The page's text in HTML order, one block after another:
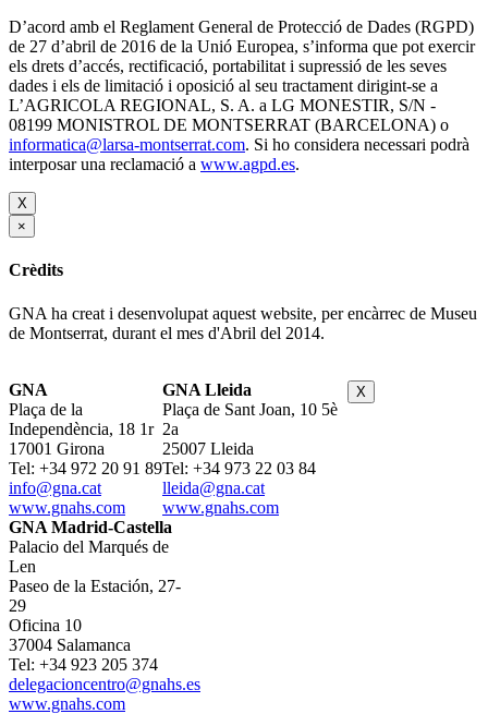
D’acord amb el Reglament General de Protecció de Dades (RGPD)
de 27 d’abril de 2016 de la Unió Europea, s’informa que pot exercir
els drets d’accés, rectificació, portabilitat i supressió de les seves
dades i els de limitació i oposició al seu tractament dirigint-se a
L’AGRICOLA REGIONAL, S. A. a LG MONESTIR, S/N -
08199 MONISTROL DE MONTSERRAT (BARCELONA) o
informatica@larsa-montserrat.com. Si ho considera necessari podrà
interposar una reclamació a www.agpd.es.
X
×
Crèdits
GNA ha creat i desenvolupat aquest website, per encàrrec de Museu
de Montserrat, durant el mes d'Abril del 2014.
GNA
Plaça de la
Independència, 18 1r
17001 Girona
Tel: +34 972 20 91 89
info@gna.cat
www.gnahs.com
GNA Lleida
Plaça de Sant Joan, 10 5è
2a
25007 Lleida
Tel: +34 973 22 03 84
lleida@gna.cat
www.gnahs.com
GNA Madrid-Castella
Palacio del Marqués de
Len
Paseo de la Estación, 27-
29
Oficina 10
37004 Salamanca
Tel: +34 923 205 374
delegacioncentro@gnahs.es
www.gnahs.com
X